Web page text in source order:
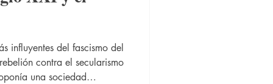
influyentes del fascismo del
contra el secularismo
una sociedad